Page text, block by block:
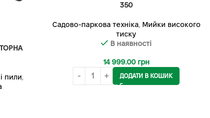
пили,
350
Садово-паркова техніка, Мийки високого
тиску
В наявності
14 999.00 грн
ДОДАТИ В КОШИК